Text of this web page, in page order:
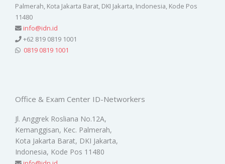
Palmerah, Kota Jakarta Barat, DKI Jakarta, Indonesia, Kode Pos
11480
info@idn.id
+62 819 0819 1001
0819 0819 1001
Office & Exam Center ID-Networkers
Jl. Anggrek Rosliana No.12A,
Kemanggisan, Kec. Palmerah,
Kota Jakarta Barat, DKI Jakarta,
Indonesia, Kode Pos 11480